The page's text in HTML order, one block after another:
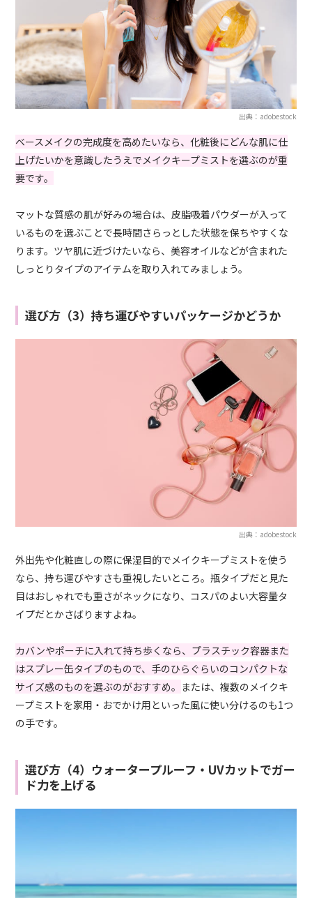
出典：adobestock
ベースメイクの完成度を高めたいなら、化粧後にどんな肌に仕
上げたいかを意識したうえでメイクキープミストを選ぶのが重
要です。
マットな質感の肌が好みの場合は、皮脂吸着パウダーが入って
いるものを選ぶことで長時間さらっとした状態を保ちやすくな
ります。ツヤ肌に近づけたいなら、美容オイルなどが含まれた
しっとりタイプのアイテムを取り入れてみましょう。
選び方（3）持ち運びやすいパッケージかどうか
出典：adobestock
外出先や化粧直しの際に保湿目的でメイクキープミストを使う
なら、持ち運びやすさも重視したいところ。瓶タイプだと見た
目はおしゃれでも重さがネックになり、コスパのよい大容量タ
イプだとかさばりますよね。
カバンやポーチに入れて持ち歩くなら、プラスチック容器また
はスプレー缶タイプのもので、手のひらぐらいのコンパクトな
サイズ感のものを選ぶのがおすすめ。 または、複数のメイクキ
ープミストを家用・おでかけ用といった風に使い分けるのも1つ
の手です。
選び方（4）ウォータープルーフ・UVカットでガー
ド力を上げる